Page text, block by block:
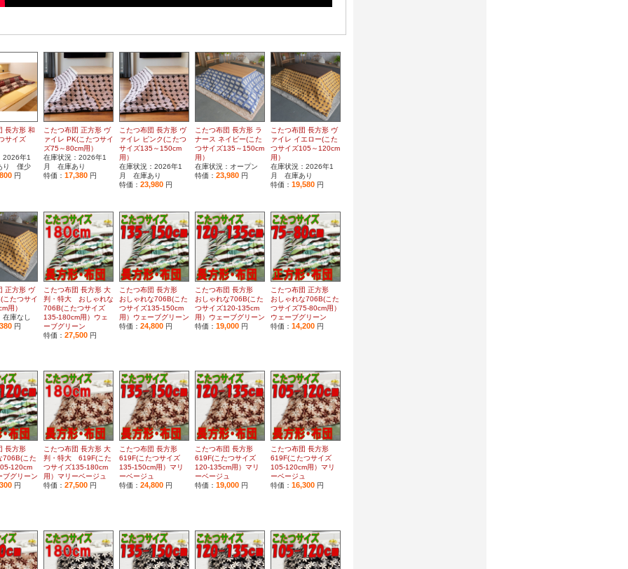
長方形 和
サイズ
2026年1
り 僅少
円
こたつ布団 正方形 ヴ
ァイレ PK(こたつサイ
ズ75～80cm用）
在庫状況：2026年1
月 在庫あり
特価： 17,380 円
こたつ布団 長方形 ヴ
ァイレ ピンク(こたつ
サイズ135～150cm
用）
在庫状況：2026年1
月 在庫あり
特価： 23,980 円
こたつ布団 長方形 ラ
ナース ネイビー(こた
つサイズ135～150cm
用）
在庫状況：オープン
特価： 23,980 円
こたつ布団 長方形 ヴ
ァイレ イエロー(こた
つサイズ105～120cm
用）
在庫状況：2026年1
月 在庫あり
特価： 19,580 円
正方形 ヴ
こたつサイ
用）
庫なし
円
こたつ布団 長方形 大
判・特大 おしゃれな
706B(こたつサイズ
135-180cm用）ウェ
ーブグリーン
特価： 27,500 円
こたつ布団 長方形
おしゃれな706B(こた
つサイズ135-150cm
用）ウェーブグリーン
特価： 24,800 円
こたつ布団 長方形
おしゃれな706B(こた
つサイズ120-135cm
用）ウェーブグリーン
特価： 19,000 円
こたつ布団 正方形
おしゃれな706B(こた
つサイズ75-80cm用）
ウェーブグリーン
特価： 14,200 円
長方形
706B(こた
120cm
ブグリーン
円
こたつ布団 長方形 大
判・特大 619F(こた
つサイズ135-180cm
用）マリーベージュ
特価： 27,500 円
こたつ布団 長方形
619F(こたつサイズ
135-150cm用）マリ
ーベージュ
特価： 24,800 円
こたつ布団 長方形
619F(こたつサイズ
120-135cm用）マリ
ーベージュ
特価： 19,000 円
こたつ布団 長方形
619F(こたつサイズ
105-120cm用）マリ
ーベージュ
特価： 16,300 円